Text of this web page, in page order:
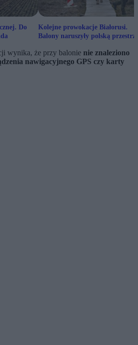
Do
Kolejne prowokacje Białorusi.
Balony naruszyły polską
wynika, że przy balonie nie znaleziono
nawigacyjnego GPS czy karty